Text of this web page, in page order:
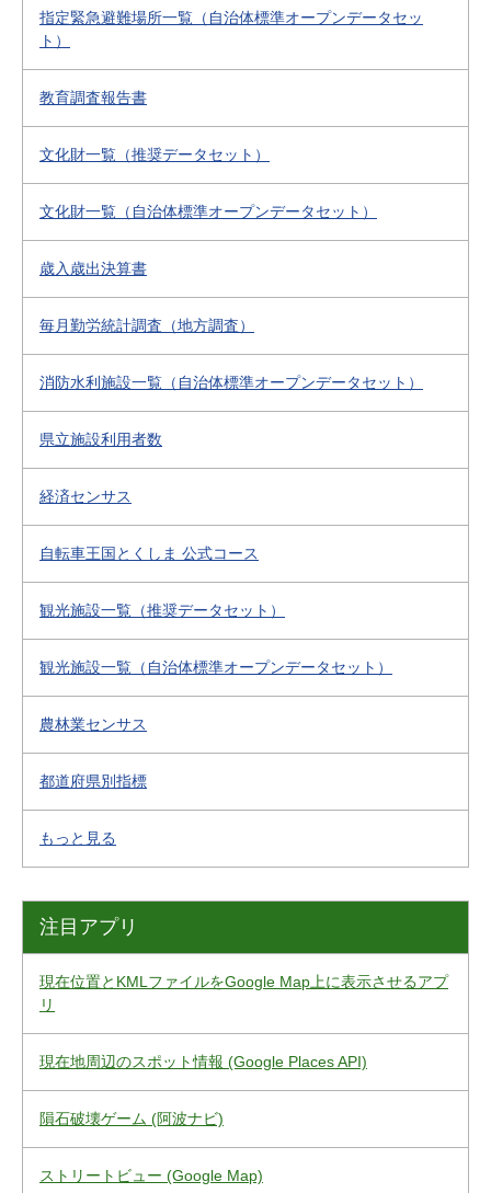
指定緊急避難場所一覧（自治体標準オープンデータセッ
ト）
教育調査報告書
文化財一覧（推奨データセット）
文化財一覧（自治体標準オープンデータセット）
歳入歳出決算書
毎月勤労統計調査（地方調査）
消防水利施設一覧（自治体標準オープンデータセット）
県立施設利用者数
経済センサス
自転車王国とくしま 公式コース
観光施設一覧（推奨データセット）
観光施設一覧（自治体標準オープンデータセット）
農林業センサス
都道府県別指標
もっと見る
注目アプリ
現在位置とKMLファイルをGoogle Map上に表示させるアプ
リ
現在地周辺のスポット情報 (Google Places API)
隕石破壊ゲーム (阿波ナビ)
ストリートビュー (Google Map)